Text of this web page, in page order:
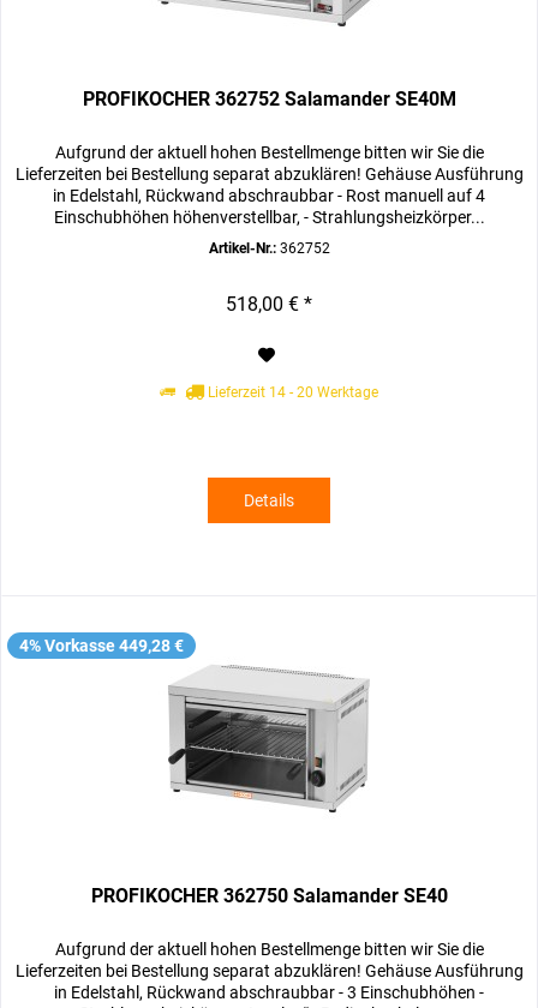
PROFIKOCHER 362752 Salamander SE40M
Aufgrund der aktuell hohen Bestellmenge bitten wir Sie die
Lieferzeiten bei Bestellung separat abzuklären! Gehäuse Ausführung
in Edelstahl, Rückwand abschraubbar - Rost manuell auf 4
Einschubhöhen höhenverstellbar, - Strahlungsheizkörper...
Artikel-Nr.:362752
518,00 € *
Lieferzeit 14 - 20 Werktage
Details
4% Vorkasse 449,28 €
PROFIKOCHER 362750 Salamander SE40
Aufgrund der aktuell hohen Bestellmenge bitten wir Sie die
Lieferzeiten bei Bestellung separat abzuklären! Gehäuse Ausführung
in Edelstahl, Rückwand abschraubbar - 3 Einschubhöhen -